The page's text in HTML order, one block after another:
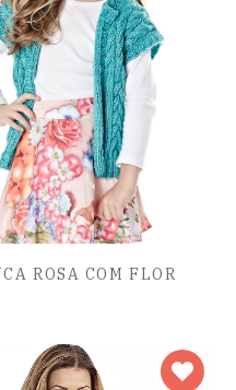
ROSA COM FLOR